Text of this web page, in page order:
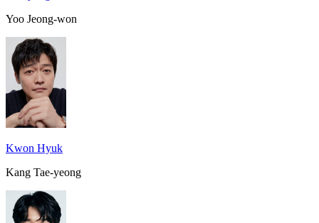
Yoo Jeong-won
Kwon Hyuk
Kang Tae-yeong